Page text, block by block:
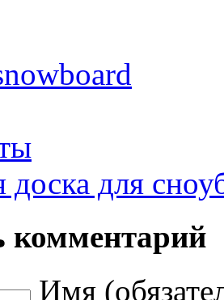
доска для
комментарий
Имя